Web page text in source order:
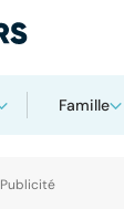
Famille